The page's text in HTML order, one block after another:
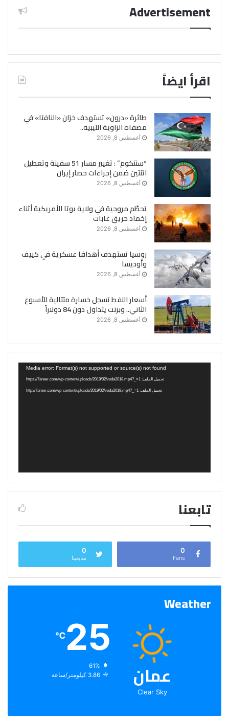
Advertisement
اقرأ ايضاً
طائرة «درون» تستهدف خزان «النافتا» في
مصفاة الزاوية الليبية..
أغسطس 8, 2026
“سنتكوم” : تغيير مسار 51 سفينة وتعطيل
اثنتين ضمن إجراءات حصار إيران
أغسطس 8, 2026
تحطّم مروحية في ولاية يوتا الأمريكية أثناء
إخماد حريق غابات
أغسطس 8, 2026
روسيا تستهدف أهدافا عسكرية في كييف
وأوديسا
أغسطس 8, 2026
أسعار النفط تسجل خسارة متتالية للأسبوع
الثاني.. وبرنت يتداول دون 84 دولاراً
أغسطس 8, 2026
Media error: Format(s) not supported or source(s) not found
تحميل الملف: https://7areer.com/wp-content/uploads/2019/02/voda2018.mp4?_=1
تحميل الملف: http://7areer.com/wp-content/uploads/2019/02/voda2018.mp4?_=1
تابعنا
0
Fans
0
متابعينا
Weather
عمان
Clear Sky
25
℃
الرطوبة:
الرياح:3.86 كيلومتر/ساعة